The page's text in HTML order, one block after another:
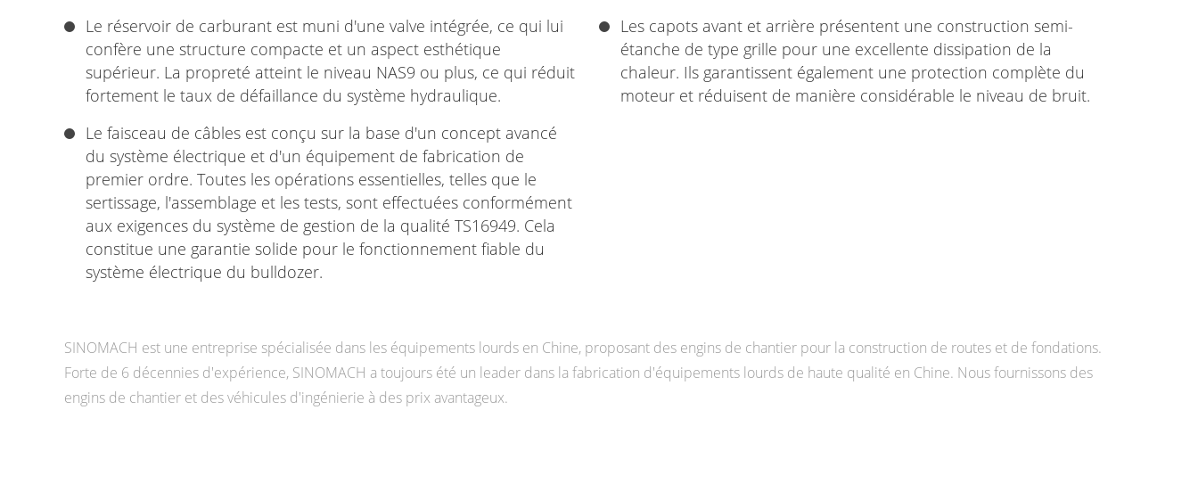
Le réservoir de carburant est muni d'une valve intégrée, ce qui lui
confère une structure compacte et un aspect esthétique
supérieur. La propreté atteint le niveau NAS9 ou plus, ce qui réduit
fortement le taux de défaillance du système hydraulique.
Les capots avant et arrière présentent une construction semi-
étanche de type grille pour une excellente dissipation de la
chaleur. Ils garantissent également une protection complète du
moteur et réduisent de manière considérable le niveau de bruit.
Le faisceau de câbles est conçu sur la base d'un concept avancé
du système électrique et d'un équipement de fabrication de
premier ordre. Toutes les opérations essentielles, telles que le
sertissage, l'assemblage et les tests, sont effectuées conformément
aux exigences du système de gestion de la qualité TS16949. Cela
constitue une garantie solide pour le fonctionnement fiable du
système électrique du bulldozer.
SINOMACH est une entreprise spécialisée dans les équipements lourds en Chine, proposant des engins de chantier pour la construction de routes et de fondations.
Forte de 6 décennies d'expérience, SINOMACH a toujours été un leader dans la fabrication d'équipements lourds de haute qualité en Chine. Nous fournissons des
engins de chantier et des véhicules d'ingénierie à des prix avantageux.